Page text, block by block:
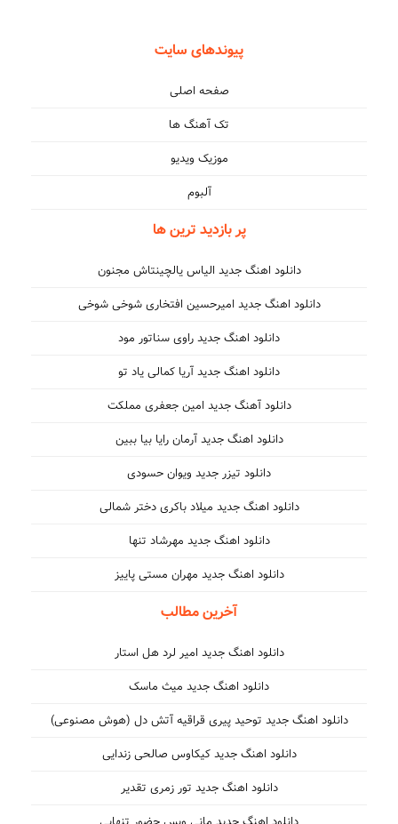
پیوندهای سایت
صفحه اصلی
تک آهنگ ها
موزیک ویدیو
آلبوم
پر بازدید ترین ها
دانلود اهنگ جدید الیاس یالچینتاش مجنون
دانلود اهنگ جدید امیرحسین افتخاری شوخی شوخی
دانلود اهنگ جدید راوی سناتور مود
دانلود اهنگ جدید آریا کمالی یاد تو
دانلود آهنگ جدید امین جعفری مملکت
دانلود اهنگ جدید آرمان رایا بیا ببین
دانلود تیزر جدید ویوان حسودی
دانلود اهنگ جدید میلاد باکری دختر شمالی
دانلود اهنگ جدید مهرشاد تنها
دانلود اهنگ جدید مهران مستی پاییز
آخرین مطالب
دانلود اهنگ جدید امیر لرد هل استار
دانلود اهنگ جدید میث ماسک
دانلود اهنگ جدید توحید پیری قراقیه آتش دل (هوش مصنوعی)
دانلود اهنگ جدید کیکاوس صالحی زندایی
دانلود اهنگ جدید تور زمری تقدیر